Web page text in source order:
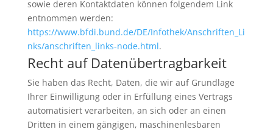
sowie deren Kontaktdaten können folgendem Link
entnommen werden:
https://www.bfdi.bund.de/DE/Infothek/Anschriften_Li
nks/anschriften_links-node.html.
Recht auf Datenübertragbarkeit
Sie haben das Recht, Daten, die wir auf Grundlage
Ihrer Einwilligung oder in Erfüllung eines Vertrags
automatisiert verarbeiten, an sich oder an einen
Dritten in einem gängigen, maschinenlesbaren